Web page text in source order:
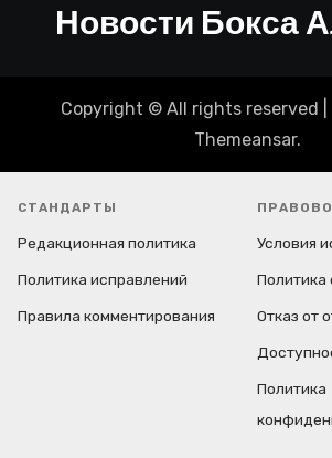
Новости Бокса
Copyright © All rights reserved
Themeansar.
СТАНДАРТЫ
Редакционная политика
Политика исправлений
Правила комментирования
Условия
Политика
Отказ от
Политика